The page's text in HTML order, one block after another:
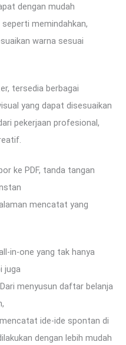
dengan mudah
memindahkan,
warna sesuai
tersedia berbagai
yang dapat disesuaikan
pekerjaan profesional,
ke PDF, tanda tangan
mencatat yang
in-one yang tak hanya
juga
menyusun daftar belanja
ide-ide spontan di
dengan lebih mudah